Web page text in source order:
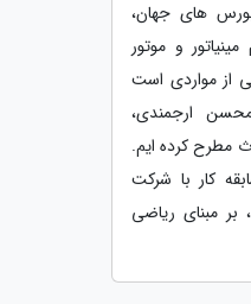
های جهان،
و موتور
مواردی است
ارجمندی،
مطرح کرده ایم.
کار با شرکت
مبنای ریاضی